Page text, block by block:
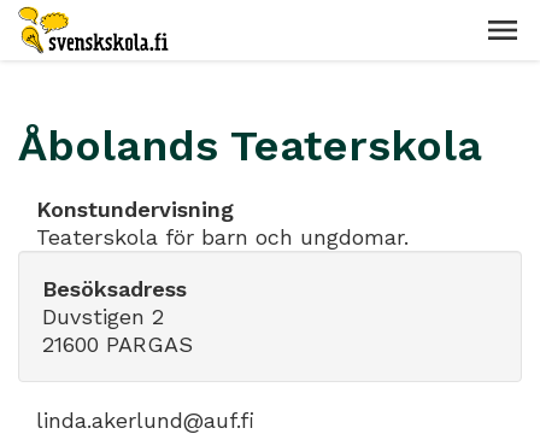
Åbolands Teaterskola
Konstundervisning
Teaterskola för barn och ungdomar.
Besöksadress
Duvstigen 2
21600 PARGAS
linda.akerlund@auf.fi